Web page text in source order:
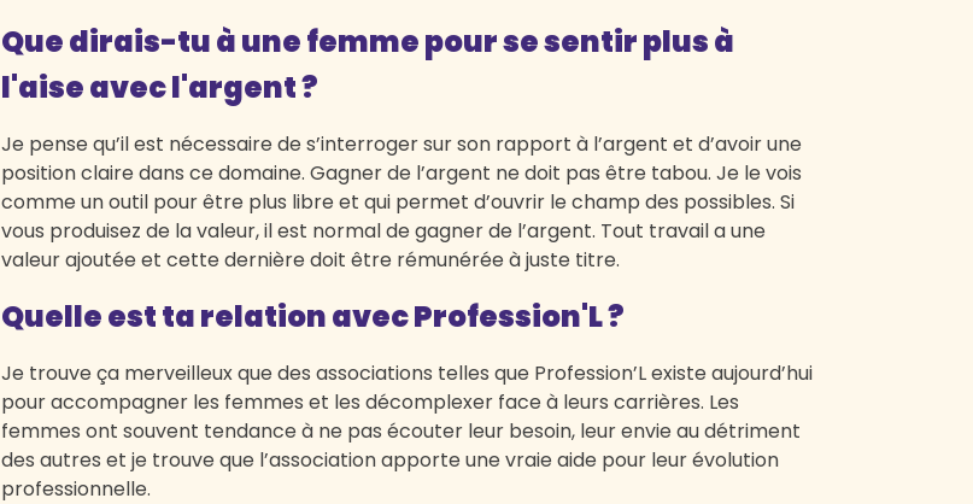
Que dirais-tu à une femme pour se sentir plus à
l'aise avec l'argent ?
Je pense qu’il est nécessaire de s’interroger sur son rapport à l’argent et d’avoir une
position claire dans ce domaine. Gagner de l’argent ne doit pas être tabou. Je le vois
comme un outil pour être plus libre et qui permet d’ouvrir le champ des possibles. Si
vous produisez de la valeur, il est normal de gagner de l’argent. Tout travail a une
valeur ajoutée et cette dernière doit être rémunérée à juste titre.
Quelle est ta relation avec Profession'L ?
Je trouve ça merveilleux que des associations telles que Profession’L existe aujourd’hui
pour accompagner les femmes et les décomplexer face à leurs carrières. Les
femmes ont souvent tendance à ne pas écouter leur besoin, leur envie au détriment
des autres et je trouve que l’association apporte une vraie aide pour leur évolution
professionnelle.